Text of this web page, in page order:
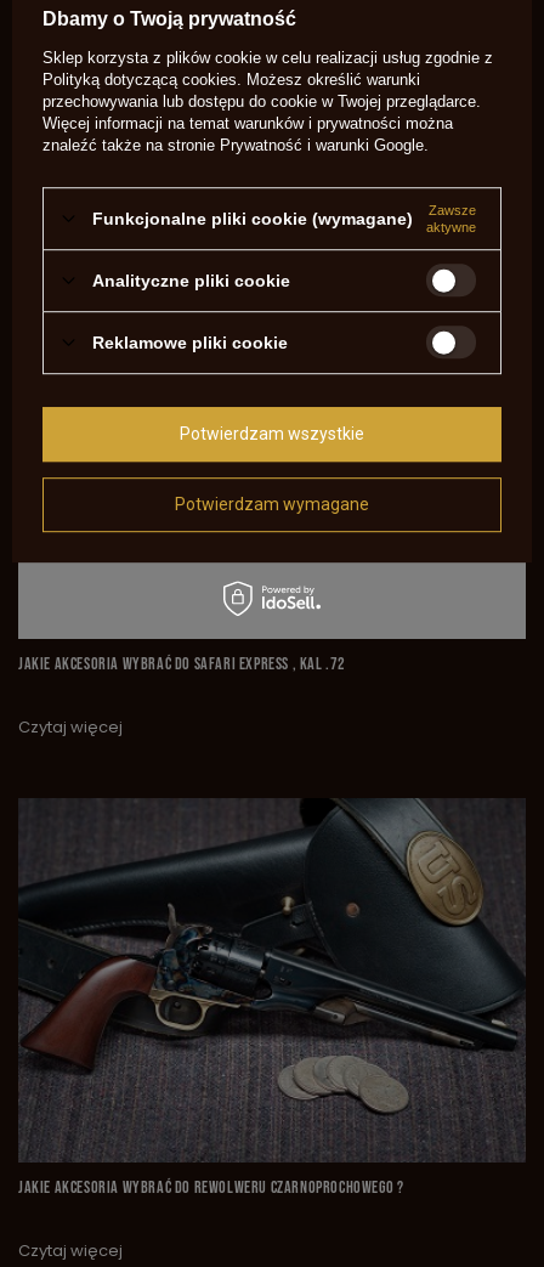
JAKIE AKCESORIA DO DERRINGERA UNICORN ?
JAKIE AKCESORIA WYBRAĆ DO SAFARI EXPRESS , KAL .72
Czytaj więcej
JAKIE AKCESORIA WYBRAĆ DO REWOLWERU CZARNOPROCHOWEGO ?
Czytaj więcej
Dbamy o Twoją prywatność
Sklep korzysta z plików cookie w celu realizacji usług zgodnie z
Polityką dotyczącą cookies . Możesz określić warunki
przechowywania lub dostępu do cookie w Twojej przeglądarce.
Więcej informacji na temat warunków i prywatności można
znaleźć także na stronie Prywatność i warunki Google
Funkcjonalne pliki cookie (wymagane)
Zawsze
aktywne
Analityczne pliki cookie
Reklamowe pliki cookie
Potwierdzam wymagane
Potwierdzam wszystkie